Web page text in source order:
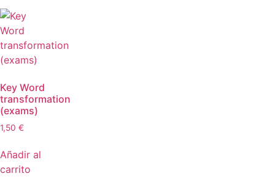
Key Word
transformation
(exams)
1,50 €
Añadir al
carrito